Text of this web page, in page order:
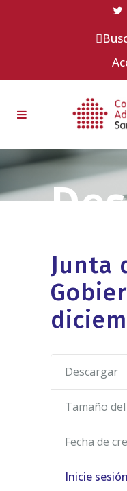
Junta
Descargar
Tamaño
Fecha de
Inicie